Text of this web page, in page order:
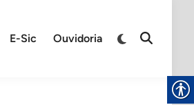
E-Sic Ouvidoria